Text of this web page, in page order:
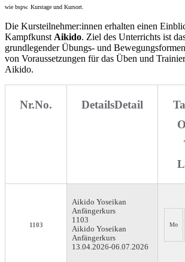
wie bspw. Kurstage und Kursort.
Die Kursteilnehmer:innen erhalten einen
Kampfkunst Aikido. Ziel des Unterrichts ist
grundlegender Übungs- und
von Voraussetzungen für das Üben und
Aikido.
Nr.No. DetailsDetail
1103
Aikido Yoseikan
Anfängerkurs
1103
Aikido Yoseikan
Anfängerkurs
13.04.2026-06.07.2026
Mo